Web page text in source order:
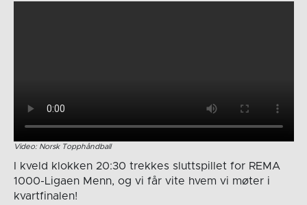
Video: Norsk Topphåndball
I kveld klokken 20:30 trekkes sluttspillet for REMA
1000-Ligaen Menn, og vi får vite hvem vi møter i
kvartfinalen!